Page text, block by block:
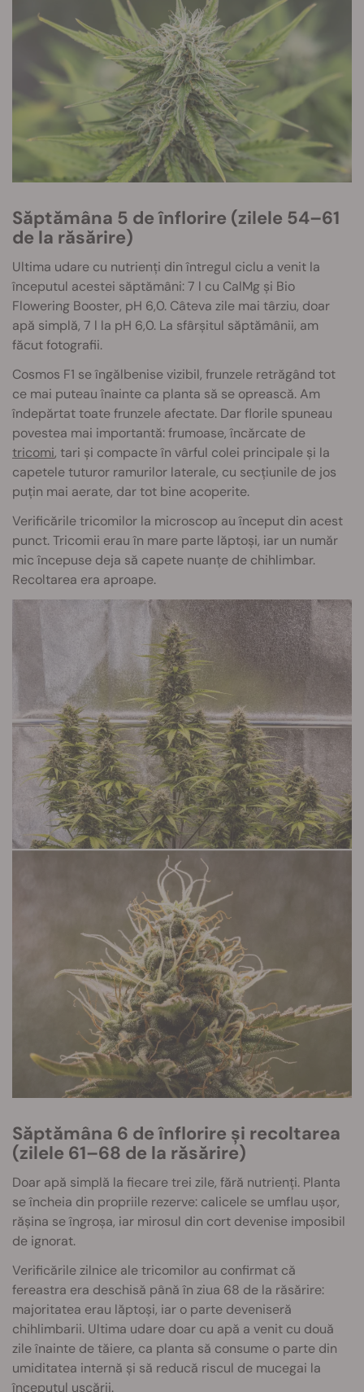
Săptămâna 5 de înflorire (zilele 54–61
de la răsărire)
Ultima udare cu nutrienți din întregul ciclu a venit la
începutul acestei săptămâni: 7 l cu CalMg și Bio
Flowering Booster, pH 6,0. Câteva zile mai târziu, doar
apă simplă, 7 l la pH 6,0. La sfârșitul săptămânii, am
făcut fotografii.
Cosmos F1 se îngălbenise vizibil, frunzele retrăgând tot
ce mai puteau înainte ca planta să se oprească. Am
îndepărtat toate frunzele afectate. Dar florile spuneau
povestea mai importantă: frumoase, încărcate de
tricomi, tari și compacte în vârful colei principale și la
capetele tuturor ramurilor laterale, cu secțiunile de jos
puțin mai aerate, dar tot bine acoperite.
Verificările tricomilor la microscop au început din acest
punct. Tricomii erau în mare parte lăptoși, iar un număr
mic începuse deja să capete nuanțe de chihlimbar.
Recoltarea era aproape.
Săptămâna 6 de înflorire și recoltarea
(zilele 61–68 de la răsărire)
Doar apă simplă la fiecare trei zile, fără nutrienți. Planta
se încheia din propriile rezerve: calicele se umflau ușor,
rășina se îngroșa, iar mirosul din cort devenise imposibil
de ignorat.
Verificările zilnice ale tricomilor au confirmat că
fereastra era deschisă până în ziua 68 de la răsărire:
majoritatea erau lăptoși, iar o parte deveniseră
chihlimbarii. Ultima udare doar cu apă a venit cu două
zile înainte de tăiere, ca planta să consume o parte din
umiditatea internă și să reducă riscul de mucegai la
începutul uscării.